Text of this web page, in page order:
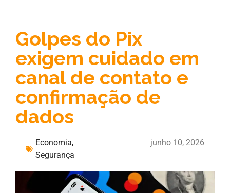
Golpes do Pix
exigem cuidado em
canal de contato e
confirmação de
dados
Economia,
Segurança
junho 10, 2026